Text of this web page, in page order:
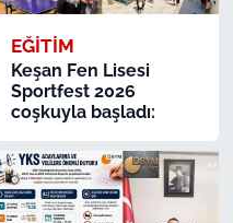
EĞİTİM
Keşan Fen Lisesi
Sportfest 2026
coşkuyla başladı: